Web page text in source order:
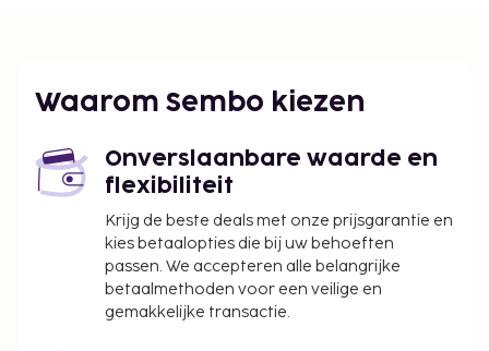
Waarom Sembo kiezen
Onverslaanbare waarde en
flexibiliteit
Krijg de beste deals met onze prijsgarantie en
kies betaalopties die bij uw behoeften
passen. We accepteren alle belangrijke
betaalmethoden voor een veilige en
gemakkelijke transactie.